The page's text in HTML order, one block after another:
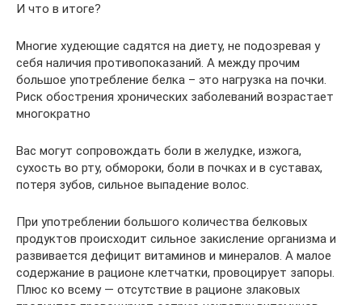
И что в итоге?
Многие худеющие садятся на диету, не подозревая у
себя наличия противопоказаний. А между прочим
большое употребление белка – это нагрузка на почки.
Риск обострения хронических заболеваний возрастает
многократно
Вас могут сопровождать боли в желудке, изжога,
сухость во рту, обмороки, боли в почках и в суставах,
потеря зубов, сильное выпадение волос.
При употреблении большого количества белковых
продуктов происходит сильное закисление организма и
развивается дефицит витаминов и минералов. А малое
содержание в рационе клетчатки, провоцирует запоры.
Плюс ко всему — отсутствие в рационе злаковых